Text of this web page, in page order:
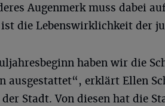
Augenmerk muss dabei
die Lebenswirklichkeit der
haben wir die
ausgestattet“, erklärt Ellen
der Stadt. Von diesen hat die